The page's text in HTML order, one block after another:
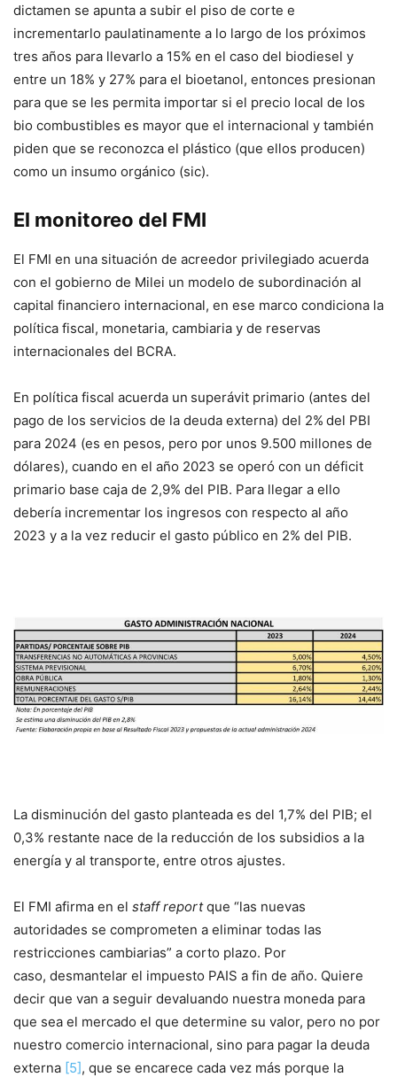
dictamen se apunta a subir el piso de corte e
incrementarlo paulatinamente a lo largo de los próximos
tres años para llevarlo a 15% en el caso del biodiesel y
entre un 18% y 27% para el bioetanol, entonces presionan
para que se les permita importar si el precio local de los
bio combustibles es mayor que el internacional y también
piden que se reconozca el plástico (que ellos producen)
como un insumo orgánico (sic).
El monitoreo del FMI
El FMI en una situación de acreedor privilegiado acuerda
con el gobierno de Milei un modelo de subordinación al
capital financiero internacional, en ese marco condiciona la
política fiscal, monetaria, cambiaria y de reservas
internacionales del BCRA.
En política fiscal acuerda un superávit primario (antes del
pago de los servicios de la deuda externa) del 2% del PBI
para 2024 (es en pesos, pero por unos 9.500 millones de
dólares), cuando en el año 2023 se operó con un déficit
primario base caja de 2,9% del PIB. Para llegar a ello
debería incrementar los ingresos con respecto al año
2023 y a la vez reducir el gasto público en 2% del PIB.
La disminución del gasto planteada es del 1,7% del PIB; el
0,3% restante nace de la reducción de los subsidios a la
energía y al transporte, entre otros ajustes.
El FMI afirma en el staff reportque “las nuevas
autoridades se comprometen a eliminar todas las
restricciones cambiarias” a corto plazo. Por
caso, desmantelar el impuesto PAIS a fin de año. Quiere
decir que van a seguir devaluando nuestra moneda para
que sea el mercado el que determine su valor, pero no por
nuestro comercio internacional, sino para pagar la deuda
externa [5], que se encarece cada vez más porque la